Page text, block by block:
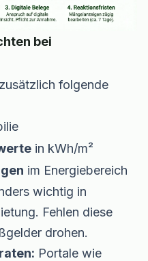
bei
folgende
in kWh/m²
im Energiebereich
wichtig in
Fehlen diese
drohen.
Portale wie